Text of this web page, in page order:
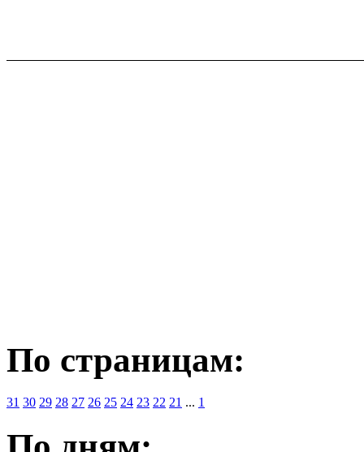
По страницам:
31 30 29 28 27 26 25 24 23 22 21 ... 1